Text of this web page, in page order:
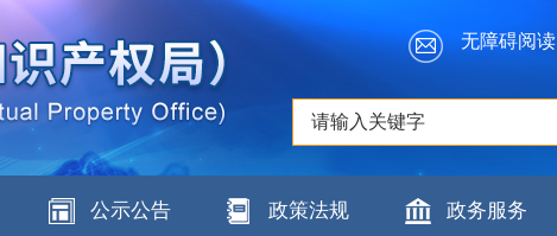
无障碍阅读
公示公告 政策法规 政务服务